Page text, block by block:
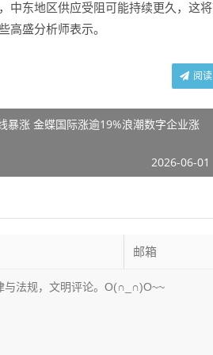
东地区供应受阻可能持续更久，这
高盛分析师表示。
阅读
暴涨 金蝶国际涨逾19%浪潮数字企业涨
2026-06-01